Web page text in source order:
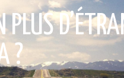
sur ce sujet,
de
équivalent dans le